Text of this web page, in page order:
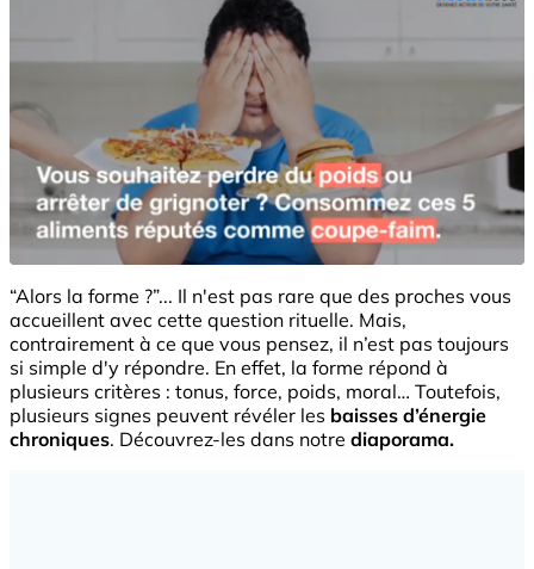
“Alors la forme ?”... Il n'est pas rare que des proches vous
accueillent avec cette question rituelle. Mais,
contrairement à ce que vous pensez, il n’est pas toujours
si simple d'y répondre. En effet, la forme répond à
plusieurs critères : tonus, force, poids, moral… Toutefois,
plusieurs signes peuvent révéler les baisses d’énergie
chroniques. Découvrez-les dans notre diaporama.